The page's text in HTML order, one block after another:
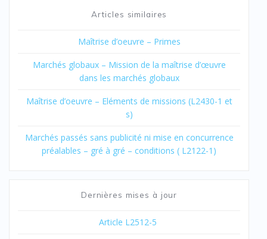
Articles similaires
Maîtrise d’oeuvre – Primes
Marchés globaux – Mission de la maîtrise d’œuvre
dans les marchés globaux
Maîtrise d’oeuvre – Eléments de missions (L2430-1 et
s)
Marchés passés sans publicité ni mise en concurrence
préalables – gré à gré – conditions ( L2122-1)
Dernières mises à jour
Article L2512-5